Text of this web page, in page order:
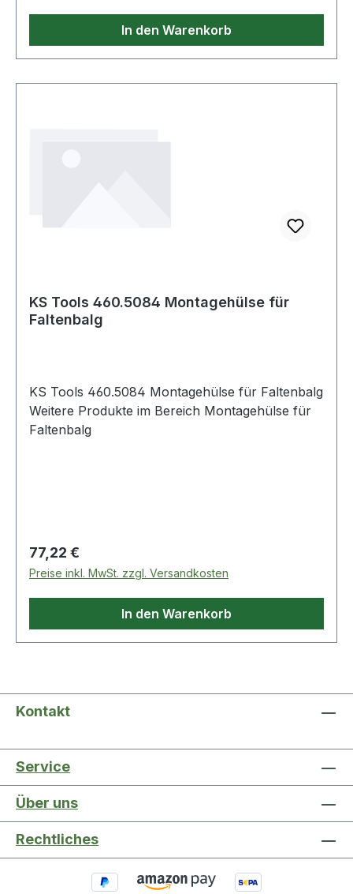
In den Warenkorb
KS Tools 460.5084 Montagehülse für
Faltenbalg
KS Tools 460.5084 Montagehülse für Faltenbalg
Weitere Produkte im Bereich Montagehülse für
Faltenbalg
Regulärer Preis:
77,22 €
Preise inkl. MwSt. zzgl. Versandkosten
In den Warenkorb
Kontakt
Service
Über uns
Rechtliches